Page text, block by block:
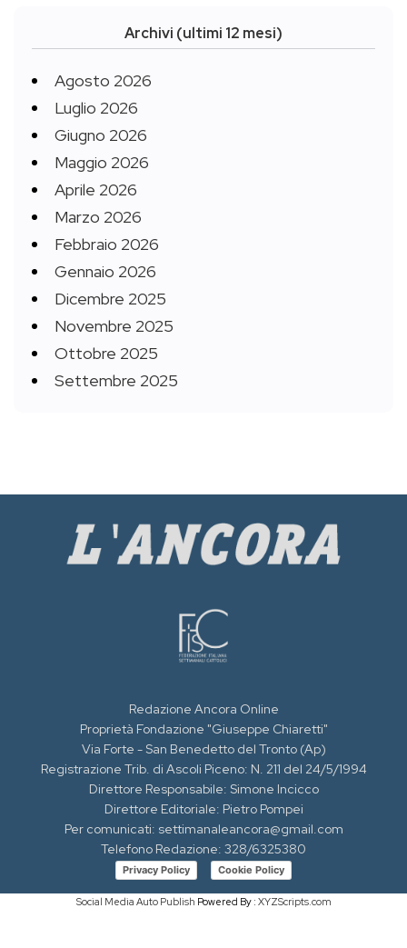
Archivi (ultimi 12 mesi)
Agosto 2026
Luglio 2026
Giugno 2026
Maggio 2026
Aprile 2026
Marzo 2026
Febbraio 2026
Gennaio 2026
Dicembre 2025
Novembre 2025
Ottobre 2025
Settembre 2025
Redazione Ancora Online
Proprietà Fondazione "Giuseppe Chiaretti"
Via Forte - San Benedetto del Tronto (Ap)
Registrazione Trib. di Ascoli Piceno: N. 211 del 24/5/1994
Direttore Responsabile: Simone Incicco
Direttore Editoriale: Pietro Pompei
Per comunicati: settimanaleancora@gmail.com
Telefono Redazione: 328/6325380
Privacy Policy Cookie Policy
Social Media Auto Publish Powered By : XYZScripts.com